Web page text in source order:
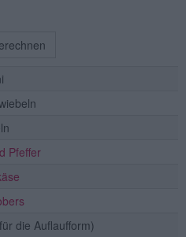
Pfeffer
die Auflaufform)